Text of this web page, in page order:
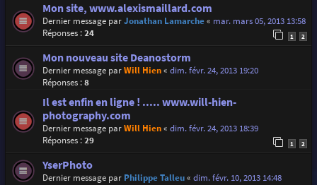
Mon site, www.alexismaillard.com
Dernier message parJonathan Lamarche« mar. mars 05, 2013 13:58
Réponses :24 1 2
Mon nouveau site Deanostorm
Dernier message parWill Hien« dim. févr. 24, 2013 19:20
Réponses :8
Il est enfin en ligne ! ..... www.will-hien-
photography.com
Dernier message parWill Hien« dim. févr. 24, 2013 18:39
Réponses :29 1 2
YserPhoto
Dernier message par Philippe Talleu« dim. févr. 10, 2013 14:48